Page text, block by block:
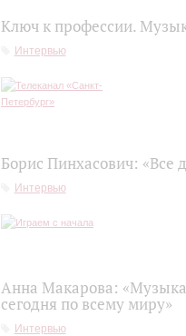
Ключ к профессии.
Интервью
Борис Пинхасович: «Все
Интервью
Анна Макарова:
сегодня по всему миру»
Интервью